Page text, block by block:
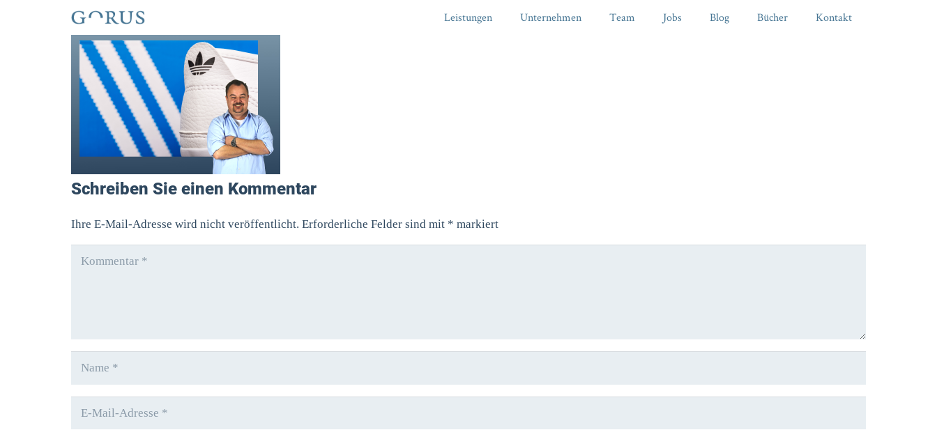
Leistungen Unternehmen Team Jobs Blog Bücher Kontakt
Schreiben Sie einen Kommentar
Ihre E-Mail-Adresse wird nicht veröffentlicht. Erforderliche Felder sind mit * markiert